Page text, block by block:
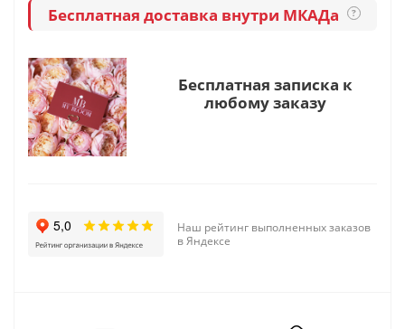
Бесплатная доставка внутри МКАДа ?
Бесплатная записка к
любому заказу
Наш рейтинг выполненных заказов
в Яндексе